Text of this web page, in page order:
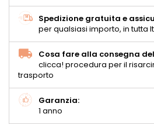
Spedizione gratuita e
per qualsiasi importo, in tutta
Cosa fare alla consegna
clicca! procedura per il
trasporto
Garanzia:
1 anno